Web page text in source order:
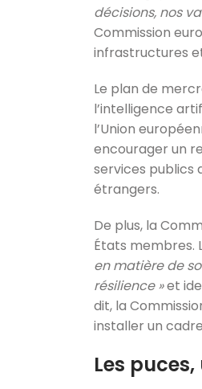
décisions, nos
Commission
infrastructures
Le plan de
l’intelligence
l’Union
encourager un
services publics
étrangers.
De plus, la
États membres.
en matière de
résilience »et
dit, la
installer un
Les